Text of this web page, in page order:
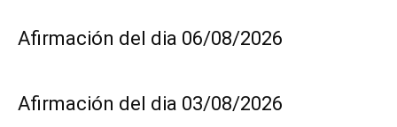
Afirmación del dia 06/08/2026
Afirmación del dia 03/08/2026